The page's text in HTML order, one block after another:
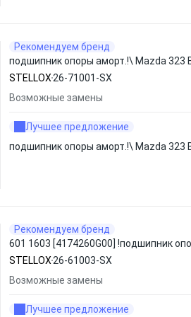
Рекомендуем бренд
подшипник опоры аморт.!\ Mazda 323
STELLOX 26-71001-SX
Возможные замены
Лучшее предложение
подшипник опоры аморт.!\ Mazda 323
Рекомендуем бренд
601 1603 [4174260G00] !подшипник
STELLOX 26-61003-SX
Возможные замены
Лучшее предложение